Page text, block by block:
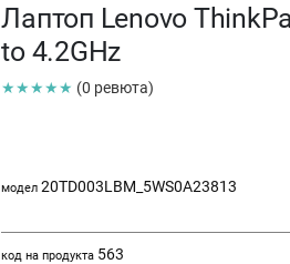
Лаптоп Lenovo
to 4.2GHz
★★★★★ (0 ревюта)
модел 20TD003LBM_5WS0A23813
код на продукта 563